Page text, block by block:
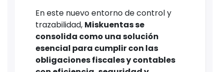
En este nuevo entorno de control y
trazabilidad, Miskuentas se
consolida como una solución
esencial para cumplir con las
obligaciones fiscales y contables